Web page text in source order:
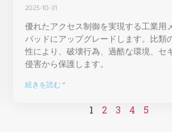
2025-10-31
優れたアクセス制御を実現する工業用
パッドにアップグレードします。比類
性により、破壊行為、過酷な環境、セ
侵害から保護します。
続きを読む "
1 2 3 4 5